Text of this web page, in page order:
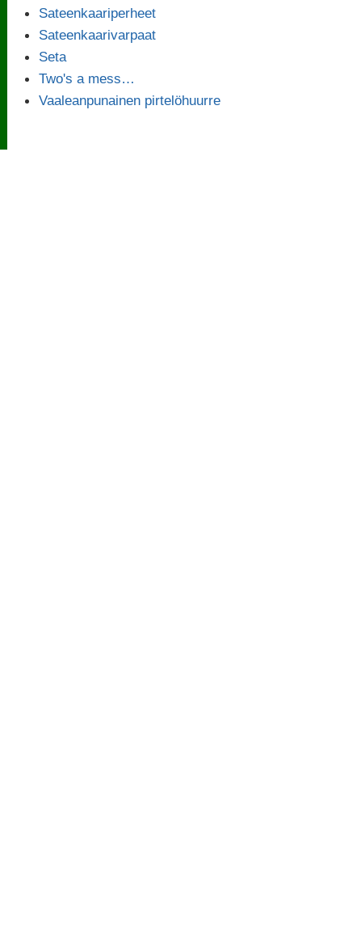
Sateenkaariperheet
Sateenkaarivarpaat
Seta
Two's a mess…
Vaaleanpunainen pirtelöhuurre